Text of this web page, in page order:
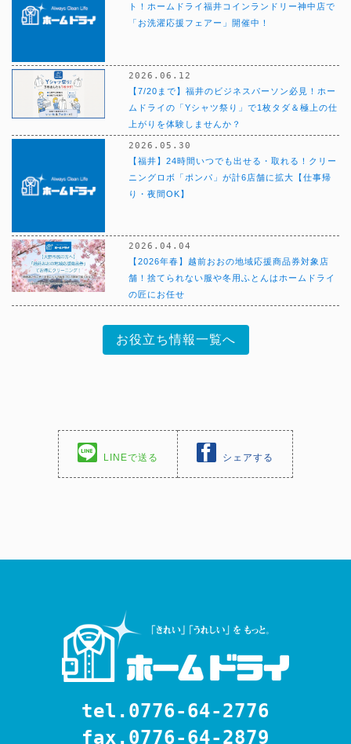
ト！ホームドライ福井コインランドリー神中店で
「お洗濯応援フェアー」開催中！
2026.06.12
【7/20まで】福井のビジネスパーソン必見！ホー
ムドライの「Yシャツ祭り」で1枚タダ＆極上の仕
上がりを体験しませんか？
2026.05.30
【福井】24時間いつでも出せる・取れる！クリー
ニングロボ「ポンパ」が計6店舗に拡大【仕事帰
り・夜間OK】
2026.04.04
【2026年春】越前おおの地域応援商品券対象店
舗！捨てられない服や冬用ふとんはホームドライ
の匠にお任せ
お役立ち情報一覧へ
LINEで送る シェアする
tel.0776-64-2776
fax.0776-64-2879